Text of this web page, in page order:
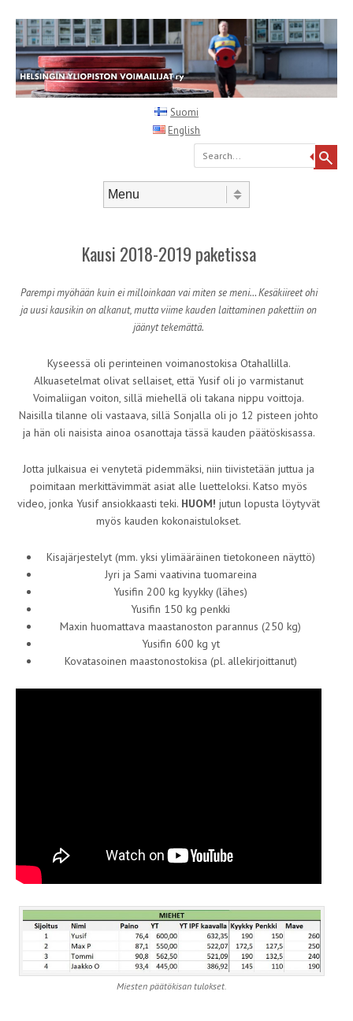
Suomi
English
Search
Kausi 2018-2019 paketissa
Parempi myöhään kuin ei milloinkaan vai miten se meni… Kesäkiireet ohi
ja uusi kausikin on alkanut, mutta viime kauden laittaminen pakettiin on
jäänyt tekemättä.
Kyseessä oli perinteinen voimanostokisa Otahallilla.
Alkuasetelmat olivat sellaiset, että Yusif oli jo varmistanut
Voimaliigan voiton, sillä miehellä oli takana nippu voittoja.
Naisilla tilanne oli vastaava, sillä Sonjalla oli jo 12 pisteen johto
ja hän oli naisista ainoa osanottaja tässä kauden päätöskisassa.
Jotta julkaisua ei venytetä pidemmäksi, niin tiivistetään juttua ja
poimitaan merkittävimmät asiat alle luetteloksi. Katso myös
video, jonka Yusif ansiokkaasti teki. HUOM! jutun lopusta löytyvät
myös kauden kokonaistulokset.
Kisajärjestelyt (mm. yksi ylimääräinen tietokoneen näyttö)
Jyri ja Sami vaativina tuomareina
Yusifin 200 kg kyykky (lähes)
Yusifin 150 kg penkki
Maxin huomattava maastanoston parannus (250 kg)
Yusifin 600 kg yt
Kovatasoinen maastonostokisa (pl. allekirjoittanut)
Miesten päätökisan tulokset.